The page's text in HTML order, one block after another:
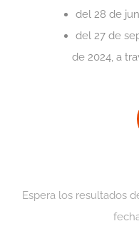
del 28 de
del 27 de
de 2024, a
Espera los resultados